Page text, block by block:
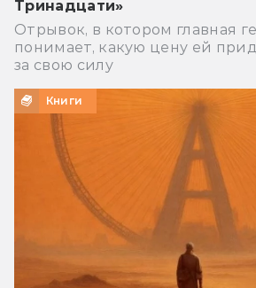
Тринадцати»
Отрывок, в котором главная
понимает, какую цену ей
за свою силу
Книги